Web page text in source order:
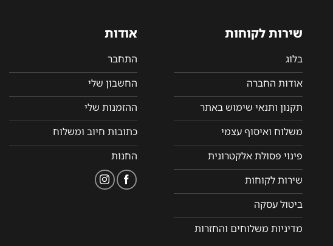
שירות לקוחות
בלוג
אודות החברה
תקנון ותנאי שימוש באתר
משלוח ואיסוף עצמי
פינוי פסולת אלקטרונית
שירות לקוחות
ביטול עסקה
מדיניות משלוחים והחזרות
אודות
התחבר
החשבון שלי
ההזמנות שלי
כתובות חיוב ומשלוח
החנות